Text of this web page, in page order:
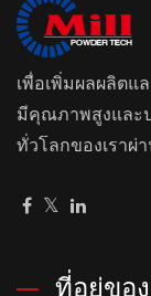
เพื่อเพิ่มผลผลิตแ
มีคุณภาพสูงและ
ทั่วโลกของเราผ่
ที่อยู่ของ